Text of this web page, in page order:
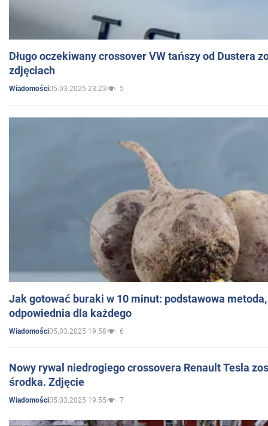
Długo oczekiwany crossover VW tańszy od Dustera
zdjęciach
Wiadomości05.03.2025 23:23 5
Jak gotować buraki w 10 minut: podstawowa
odpowiednia dla każdego
Wiadomości05.03.2025 19:58 6
Nowy rywal niedrogiego crossovera Renault Tesla
środka. Zdjęcie
Wiadomości05.03.2025 19:55 7